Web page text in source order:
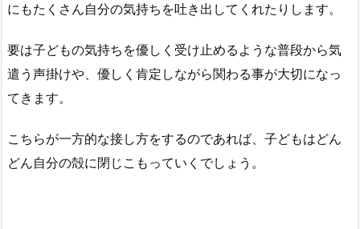
にもたくさん自分の気持ちを吐き出してくれたりします。
要は子どもの気持ちを優しく受け止めるような普段から気
遣う声掛けや、優しく肯定しながら関わる事が大切になっ
てきます。
こちらが一方的な接し方をするのであれば、子どもはどん
どん自分の殻に閉じこもっていくでしょう。